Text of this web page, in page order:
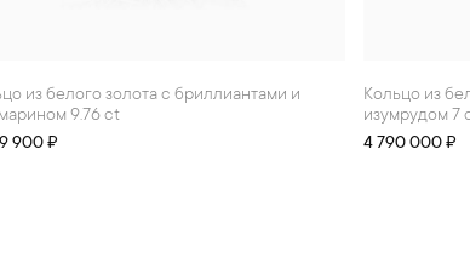
9.76 ct
900 ₽
Кольцо из белого золота с бриллиантами и
изумрудом 7
4 790 000 ₽